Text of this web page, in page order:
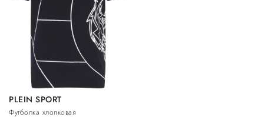
PLEIN SPORT
Футболка хлопковая